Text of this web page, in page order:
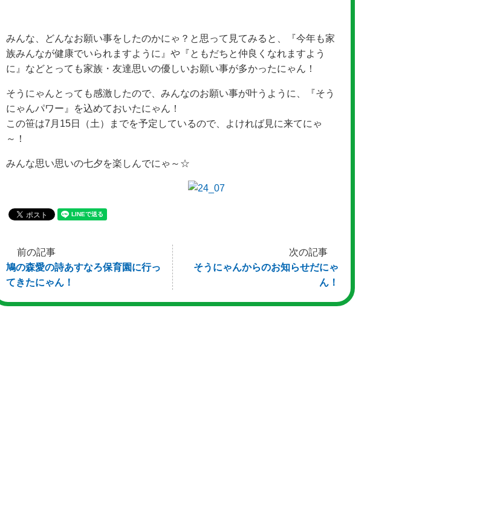
みんな、どんなお願い事をしたのかにゃ？と思って見てみると、『今年も家
族みんなが健康でいられますように』や『ともだちと仲良くなれますよう
に』などとっても家族・友達思いの優しいお願い事が多かったにゃん！
そうにゃんとっても感激したので、みんなのお願い事が叶うように、『そう
にゃんパワー』を込めておいたにゃん！
この笹は7月15日（土）までを予定しているので、よければ見に来てにゃ
～！
みんな思い思いの七夕を楽しんでにゃ～☆
前の記事
鳩の森愛の詩あすなろ保育園に行っ
てきたにゃん！
次の記事
そうにゃんからのお知らせだにゃ
ん！